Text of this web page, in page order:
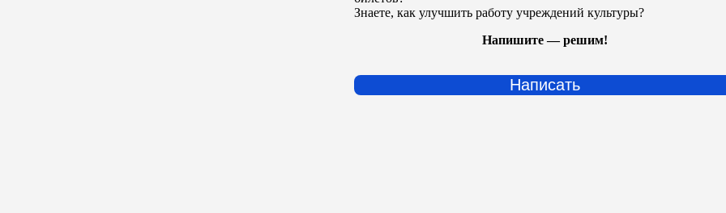
Знаете, как улучшить работу учреждений культуры?
Напишите — решим!
Написать